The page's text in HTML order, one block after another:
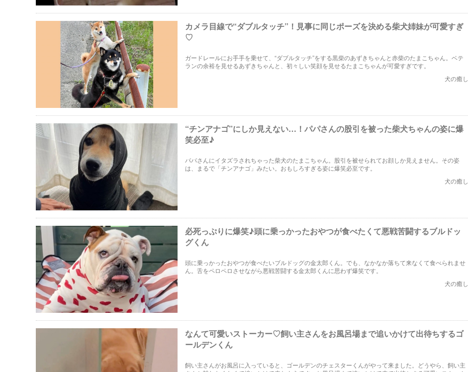
カメラ目線で“ダブルタッチ”！見事に同じポーズを決める柴犬姉妹が可愛すぎ
♡
ガードレールにお手手を乗せて、“ダブルタッチ”をする黒柴のあずきちゃんと赤柴のたまこちゃん。ベテ
ランの余裕を見せるあずきちゃんと、初々しい笑顔を見せるたまこちゃんが可愛すぎです。
犬の癒し
“チンアナゴ”にしか見えない…！パパさんの股引を被った柴犬ちゃんの姿に爆
笑必至♪
パパさんにイタズラされちゃった柴犬のたまこちゃん。股引を被せられてお顔しか見えません。その姿
は、まるで「チンアナゴ」みたい。おもしろすぎる姿に爆笑必至です。
犬の癒し
必死っぷりに爆笑♪頭に乗っかったおやつが食べたくて悪戦苦闘するブルドッ
グくん
頭に乗っかったおやつが食べたいブルドッグの金太郎くん。でも、なかなか落ちて来なくて食べられませ
ん。舌をペロペロさせながら悪戦苦闘する金太郎くんに思わず爆笑です。
犬の癒し
なんて可愛いストーカー♡飼い主さんをお風呂場まで追いかけて出待ちするゴ
ールデンくん
飼い主さんがお風呂に入っていると、ゴールデンのチェスターくんがやって来ました。どうやら、飼い主